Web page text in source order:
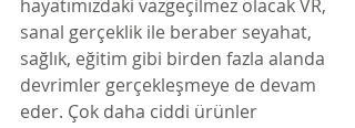
hayatımızdaki vazgeçilmez olacak VR,
sanal gerçeklik ile beraber seyahat,
sağlık, eğitim gibi birden fazla alanda
devrimler gerçekleşmeye de devam
eder. Çok daha ciddi ürünler